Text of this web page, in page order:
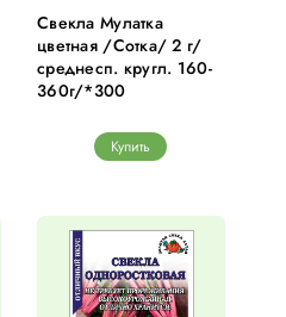
Свекла Мулатка
цветная /Сотка/ 2 г/
среднесп. кругл. 160-
360г/*300
Купить